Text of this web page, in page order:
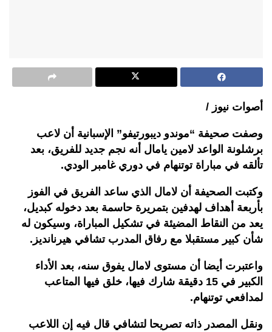
أصوات نيوز /
وصفت صحيفة “موندو ديبورتيفو” الإسبانية أن لاعب
برشلونة الواعد لامين يامال أنه نجم جديد للفريق، بعد
تألقه في مباراة توتنهام في دوري غامبر الودي.
وكتبت الصحيفة أن لامال الذي ساعد الفريق في الفوز
بأربعة أهداف لهدفين بتمريرة حاسمة بعد دخوله كبديل،
يعد من النقاط المضيئة في تشكيل المباراة، وسيكون له
شأن كبير مستقبلا مع رفاق المدرب تشافي هيرنانديز.
واعتبرت أيضا أن مستوى لامال يفوق سنه، بعد الأداء
الكبير في 15 دقيقة شارك فيها، خلق فيها المتاعب
لمدافعي توتنهام.
ونقل المصدر ذاته تصريحا لتشافي قال فيه إن اللاعب